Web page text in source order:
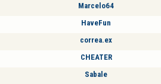
Marcelo64
HaveFun
correa.ex
CHEATER
Sabale